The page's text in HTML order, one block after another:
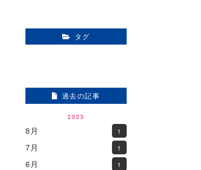
タグ
過去の記事
2023
8月 1
7月 1
6月 1